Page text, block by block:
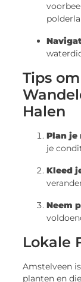
Tips
Halen
Plan je
je
Kleed
Neem
Lokale
Amstelveen
planten en